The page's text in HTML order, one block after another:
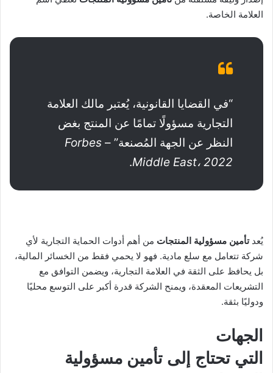
العلامة الخاصة.
“في القضايا القانونية، يُعتبر مالك العلامة
التجارية مسؤولًا تمامًا عن المنتج بغض
النظر عن الجهة المُصنعة” – Forbes
Middle East، 2022.
يُعدتأمين مسؤولية المنتجات من أهم أدوات الحماية التجارية لأي
شركة تتعامل مع سلع مادية. فهو لا يحمي فقط من الخسائر المالية،
بل يحافظ على الثقة في العلامة التجارية، ويضمن التوافق مع
التشريعات المعقدة، ويمنح الشركة قدرة أكبر على التوسع محليًا
ودوليًا بثقة.
الجهات
التي تحتاج إلى تأمين مسؤولية